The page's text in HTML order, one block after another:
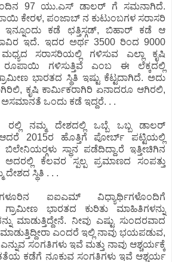
97 ಯು.ಎಸ್ ಡಾಲರ್ ಗೆ ಸಮನಾಗಿದೆ.
ಕೇರಳ, ಪಂಜಾಬ್ ನ ಕುಟುಂಬಗಳ ಸರಾಸರಿ
ಕಡೆ ಛತ್ತಿಸ್ಗಡ್, ಬಿಹಾರ್ ಕಡೆ ಆ
ಇದೆ. ಇದರ ಅರ್ಥ 3500 ರಿಂದ 9000
ಸರಾಸರಿಯಲ್ಲಿ ಗಳಿಸುವ ಎಲ್ಲಾ ಕೃಷಿ
ರೂಪಾಯಿ ಗಳಿಸುತ್ತಿವೆ ಎಂಬ ಈ ಲೆಕ್ಕದಲ್ಲಿ
ಭಾರತದ ಸ್ಥಿತಿ ಇಷ್ಟು ಕೆಟ್ಟದಾಗಿದೆ. ಅದು
ಕೃಷಿ ಕಾರ್ಮಿಕರಾಗಿರಿ ಏನಾದರೂ ಆಗಿರಲಿ,
ಒಂದು ಕಡೆ ಇದ್ದರೆ. . .
ರಲ್ಲಿ ನಮ್ಮ ದೇಶದಲ್ಲಿ ಒಬ್ಬೆ ಒಬ್ಬ ಡಾಲರ್
2015ರ ಹೊತ್ತಿಗೆ ಪೋರ್ಬ್ ಪಟ್ಟಿಯಲ್ಲಿ
ಸ್ಥಾನ ಪಡೆದಿದ್ದಾ.ರೆ ಇತ್ತೀಚಿಗಿನ
ಕೆಲವರ ಸ್ಪಲ್ಪ ಪ್ರಮಾಣದ ಸಂಪತ್ತು
ಸ್ಥಿತಿ . . .
ಐಐಎಮ್ ವಿಧ್ಯಾರ್ಥಿಗಳೊಂದಿಗೆ
ಗ್ರಾಮೀಣ ಭಾರತದ ಕುರಿತು ಮಾಹಿತಿಗಳನ್ನು
ಮಾಡುತ್ತಿದ್ದೇನೆ. ನೀವು ಎಷ್ಟು ಸುಂದರವಾದ
ಎಂದರೆ ಇಲ್ಲಿ ನಾವು ಭಯಪಡುವ,
ಸಂಗತಿಗಳು ಇವೆ ಮತ್ತು ನಾವು ಆಶ್ಚರ್ಯಕ್ಕೆ
ಕಡೆಗೆ ನೂಕುವ ಸಂಗತಿಗಳು ಇವೆ ಆಶ್ಚರ್ಯ